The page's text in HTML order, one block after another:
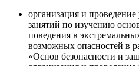
организация и
занятий по изучению
поведения в
возможных опасностей в
«Основ безопасности и